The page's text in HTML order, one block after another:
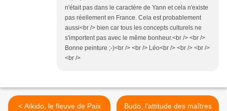
n'était pas dans le caractère de Yann et cela n'existe
pas réellement en France. Cela est probablement
aussi<br /> bien car tous les concepts culturels ne
s'importent pas avec le même bonheur.<br /> <br />
Bonne peinture ;-)<br /> <br /> Léo<br /> <br /> <br />
<br />
< Aïkido, le fleuve de Paix
Budo, l'attitude des maîtres